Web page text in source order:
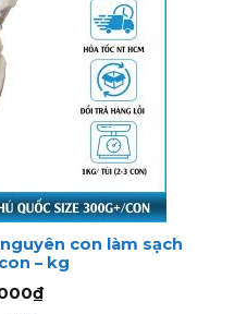
con làm sạch
– kg
₫